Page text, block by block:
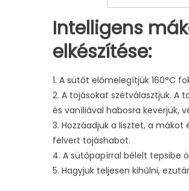
Intelligens
elkészítése:
1. A sütőt előmelegítjük 160°C
2. A tojásokat szétválasztjuk. A
és vaníliával habosra keverjük,
3. Hozzáadjuk a lisztet, a
felvert tojáshabot.
4. A sütőpapírral bélelt tepsibe
5. Hagyjuk teljesen kihűlni,